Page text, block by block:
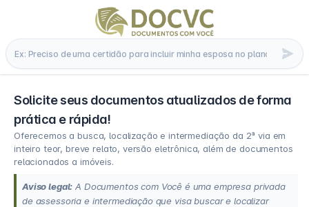
Solicite seus documentos atualizados de forma
prática e rápida!
Oferecemos a busca, localização e intermediação da 2ª via em
inteiro teor, breve relato, versão eletrônica, além de documentos
relacionados a imóveis.
Aviso legal: A Documentos com Você é uma empresa privada
de assessoria e intermediação que visa buscar e localizar